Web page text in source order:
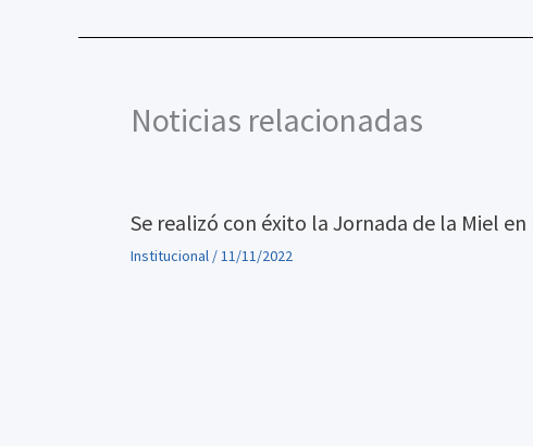
Noticias relacionadas
Se realizó con éxito la Jornada de la Miel
Institucional/11/11/2022